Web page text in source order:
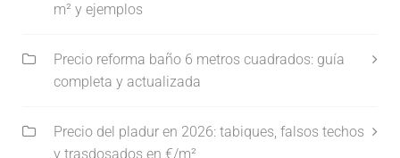
m² y ejemplos
Precio reforma baño 6 metros cuadrados: guía
completa y actualizada
Precio del pladur en 2026: tabiques, falsos techos
y trasdosados en €/m²